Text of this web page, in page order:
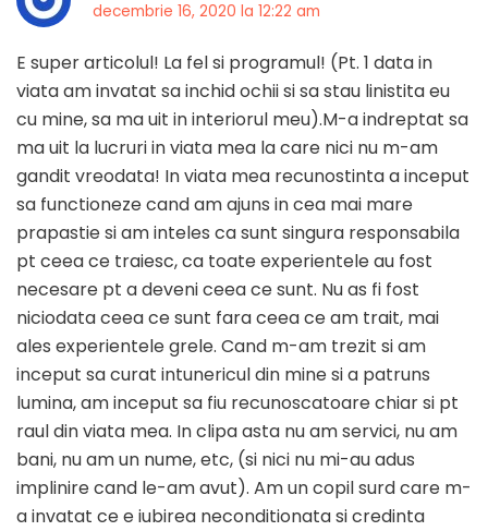
decembrie 16, 2020 la 12:22 am
E super articolul! La fel si programul! (Pt. 1 data in
viata am invatat sa inchid ochii si sa stau linistita eu
cu mine, sa ma uit in interiorul meu).M-a indreptat sa
ma uit la lucruri in viata mea la care nici nu m-am
gandit vreodata! In viata mea recunostinta a inceput
sa functioneze cand am ajuns in cea mai mare
prapastie si am inteles ca sunt singura responsabila
pt ceea ce traiesc, ca toate experientele au fost
necesare pt a deveni ceea ce sunt. Nu as fi fost
niciodata ceea ce sunt fara ceea ce am trait, mai
ales experientele grele. Cand m-am trezit si am
inceput sa curat intunericul din mine si a patruns
lumina, am inceput sa fiu recunoscatoare chiar si pt
raul din viata mea. In clipa asta nu am servici, nu am
bani, nu am un nume, etc, (si nici nu mi-au adus
implinire cand le-am avut). Am un copil surd care m-
a invatat ce e iubirea neconditionata si credinta